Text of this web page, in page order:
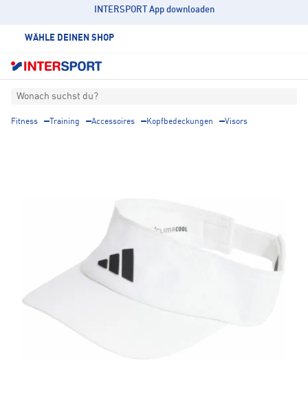
INTERSPORT App downloaden
WÄHLE DEINEN SHOP
Wonach suchst du?
Fitness Training Accessoires Kopfbedeckungen Visors